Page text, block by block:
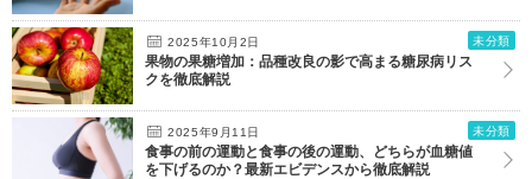
2025年10月2日 未分類
果物の果糖増加：品種改良の影で高まる糖尿病リス
クを徹底解説
2025年9月11日 未分類
食事の前の運動と食事の後の運動、どちらが血糖値
を下げるのか？最新エビデンスから徹底解説